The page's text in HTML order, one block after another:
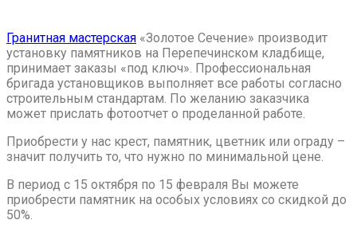
Гранитная мастерская «Золотое Сечение» производит
установку памятников на Перепечинском кладбище,
принимает заказы «под ключ». Профессиональная
бригада установщиков выполняет все работы согласно
строительным стандартам. По желанию заказчика
может прислать фотоотчет о проделанной работе.
Приобрести у нас крест, памятник, цветник или ограду –
значит получить то, что нужно по минимальной цене.
В период с 15 октября по 15 февраля Вы можете
приобрести памятник на особых условиях со скидкой до
50%.